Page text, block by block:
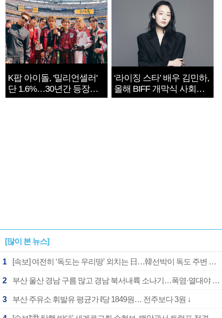
K팝 아이돌, '밀리언셀러'
단 1.6%…30년간 등장
1182개팀 전수조사
‘라이징 스타’ 배우 김민하,
올해 BIFF 개막식 사회자
확정
[많이 본 뉴스]
1 [속보] 여전히 ‘독도는 우리땅’ 외치는 日…韓선박이 독도 주변 해양조사 활동하자 반발
2 부산 울산 경남 구름 많고 경남 북서내륙 소나기…폭염·열대야 계속
3 부산 주유소 휘발유 평균가 ℓ당 1849원… 전주보다 3원 ↓